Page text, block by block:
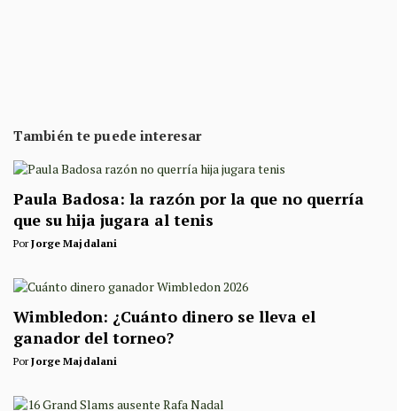
También te puede interesar
Paula Badosa: la razón por la que no querría
que su hija jugara al tenis
PorJorge Majdalani
Wimbledon: ¿Cuánto dinero se lleva el
ganador del torneo?
PorJorge Majdalani